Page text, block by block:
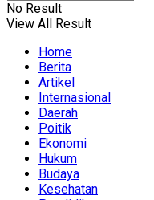
No Result
View All Result
Home
Berita
Artikel
Internasional
Daerah
Poitik
Ekonomi
Hukum
Budaya
Kesehatan